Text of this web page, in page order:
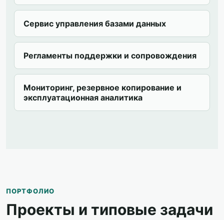
Сервис управления базами данных
Регламенты поддержки и сопровождения
Мониторинг, резервное копирование и
эксплуатационная аналитика
ПОРТФОЛИО
Проекты и типовые задачи